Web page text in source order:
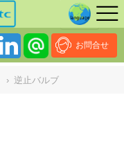
お問合せ
› 逆止バルブ